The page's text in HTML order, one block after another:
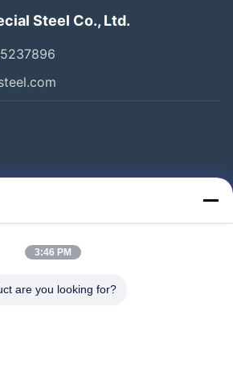
Steel Co., Ltd.
3:46 PM
are you looking for?